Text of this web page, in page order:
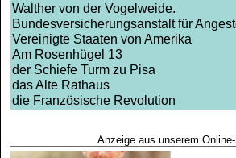
Walther von der Vogelweide.
Bundesversicherungsanstalt für
Vereinigte Staaten von Amerika
Am Rosenhügel 13
der Schiefe Turm zu Pisa
das Alte Rathaus
die Französische Revolution
Anzeige aus unserem